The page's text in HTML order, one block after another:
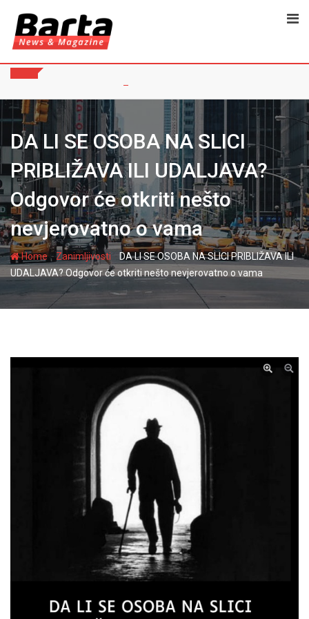
content
DA LI SE OSOBA NA SLICI
PRIBLIŽAVA ILI UDALJAVA?
Odgovor će otkriti nešto
nevjerovatno o vama
Home-Zanimljivosti
DA LI SE OSOBA NA SLICI PRIBLIŽAVA ILI
UDALJAVA? Odgovor će otkriti nešto nevjerovatno o vama